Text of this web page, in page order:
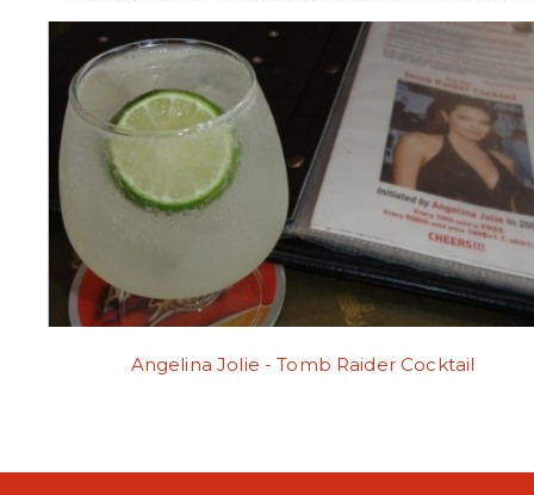
Angelina Jolie - Tomb Raider Cocktail